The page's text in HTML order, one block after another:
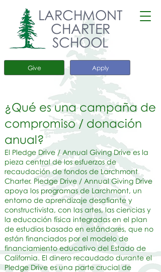
Apply
Give
LARCHMONT
CHARTER
SCHOOL
¿Qué es una campaña de
compromiso / donación
anual?
El Pledge Drive / Annual Giving Drive es la
pieza central de los esfuerzos de
recaudación de fondos de Larchmont
Charter. Pledge Drive / Annual Giving Drive
apoya los programas de Larchmont, un
entorno de aprendizaje desafiante y
constructivista, con las artes, las ciencias y
la educación física integradas en el plan
de estudios basado en estándares, que no
están financiados por el modelo de
financiamiento educativo del Estado de
California. El dinero recaudado durante el
Pledge Drive es una parte crucial de